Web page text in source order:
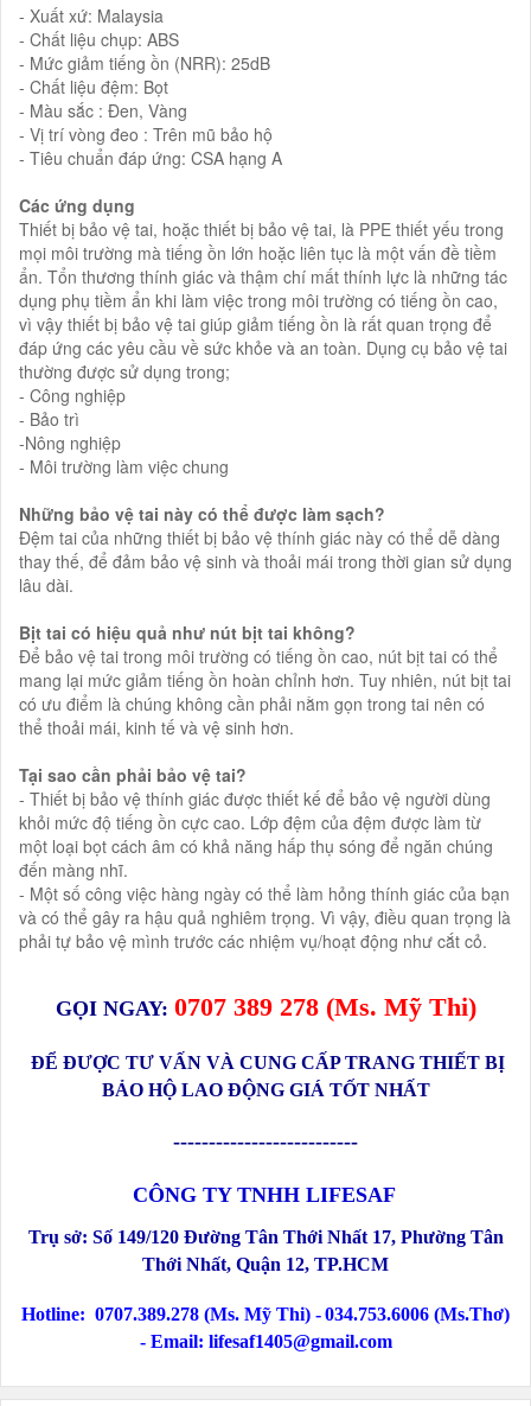
- Xuất xứ: Malaysia
- Chất liệu chụp: ABS
- Mức giảm tiếng ồn (NRR): 25dB
- Chất liệu đệm: Bọt
- Màu sắc : Đen, Vàng
- Vị trí vòng đeo : Trên mũ bảo hộ
- Tiêu chuẩn đáp ứng: CSA hạng A
Các ứng dụng
Thiết bị bảo vệ tai, hoặc thiết bị bảo vệ tai, là PPE thiết yếu trong
mọi môi trường mà tiếng ồn lớn hoặc liên tục là một vấn đề tiềm
ẩn. Tổn thương thính giác và thậm chí mất thính lực là những tác
dụng phụ tiềm ẩn khi làm việc trong môi trường có tiếng ồn cao,
vì vậy thiết bị bảo vệ tai giúp giảm tiếng ồn là rất quan trọng để
đáp ứng các yêu cầu về sức khỏe và an toàn. Dụng cụ bảo vệ tai
thường được sử dụng trong;
- Công nghiệp
- Bảo trì
-Nông nghiệp
- Môi trường làm việc chung
Những bảo vệ tai này có thể được làm sạch?
Đệm tai của những thiết bị bảo vệ thính giác này có thể dễ dàng
thay thế, để đảm bảo vệ sinh và thoải mái trong thời gian sử dụng
lâu dài.
Bịt tai có hiệu quả như nút bịt tai không?
Để bảo vệ tai trong môi trường có tiếng ồn cao, nút bịt tai có thể
mang lại mức giảm tiếng ồn hoàn chỉnh hơn. Tuy nhiên, nút bịt tai
có ưu điểm là chúng không cần phải nằm gọn trong tai nên có
thể thoải mái, kinh tế và vệ sinh hơn.
Tại sao cần phải bảo vệ tai?
- Thiết bị bảo vệ thính giác được thiết kế để bảo vệ người dùng
khỏi mức độ tiếng ồn cực cao. Lớp đệm của đệm được làm từ
một loại bọt cách âm có khả năng hấp thụ sóng để ngăn chúng
đến màng nhĩ.
- Một số công việc hàng ngày có thể làm hỏng thính giác của bạn
và có thể gây ra hậu quả nghiêm trọng. Vì vậy, điều quan trọng là
phải tự bảo vệ mình trước các nhiệm vụ/hoạt động như cắt cỏ.
GỌI NGAY: 0707 389 278(Ms. Mỹ Thi)
ĐỂ ĐƯỢC TƯ VẤN VÀ CUNG CẤP TRANG THIẾT BỊ
BẢO HỘ LAO ĐỘNG GIÁ TỐT NHẤT
--------------------------
CÔNG TY TNHH LIFESAF
Trụ sở: Số 149/120 Đường Tân Thới Nhất 17, Phường Tân
Thới Nhất, Quận 12, TP.HCM
Hotline: 0707.389.278 (Ms. Mỹ Thi) -034.753.6006 (Ms.Thơ)
- Email: lifesaf1405@gmail.com